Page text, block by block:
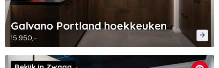
Galvano Portland hoekkeuken
15.950,-